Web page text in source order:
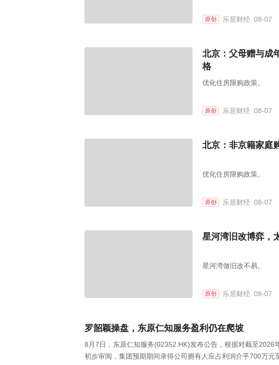
原创 乐居财经 08-07
北京：父母赠与成
格
优化住房限购政策。
原创 乐居财经 08-07
北京：非京籍家庭
优化住房限购政策。
原创 乐居财经 08-07
星河湾旧改博弈，
星河湾做旧改不易。
原创 乐居财经 08-07
罗韶颖操盘，东原仁知服务盈利仍在爬坡
8月7日，东原仁知服务(02352.HK)发布公告，根据对截至2026
初步审阅，集团预期期间录得公司拥有人应占利润介乎700万元